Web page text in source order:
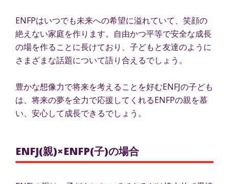
ENFPはいつでも未来への希望に溢れていて、笑顔の
絶えない家庭を作ります。自由かつ平等で安全な成長
の場を作ることに長けており、子どもと友達のように
さまざまな話題について語り合えるでしょう。
豊かな想像力で将来を考えることを好むENFJの子ども
は、将来の夢を全力で応援してくれるENFPの親を慕
い、安心して成長できるでしょう。
ENFJ(親)×ENFP(子)の場合